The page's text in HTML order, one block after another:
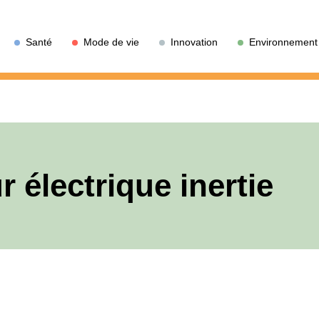
Santé Mode de vie Innovation Environnement
électrique inertie